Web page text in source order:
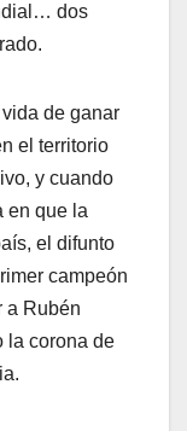
dos
de ganar
el territorio
y cuando
en que la
el difunto
campeón
a Rubén
la corona de